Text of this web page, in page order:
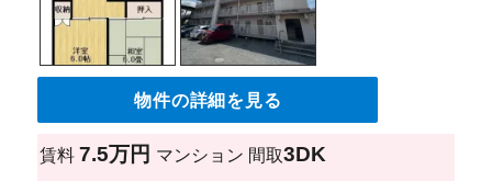
物件の詳細を見る
賃料 7.5万円 マンション 間取3DK